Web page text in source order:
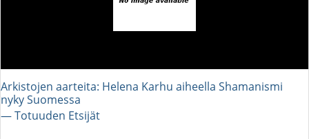
Arkistojen aarteita: Helena Karhu aiheella Shamanismi
nyky Suomessa
― Totuuden Etsijät